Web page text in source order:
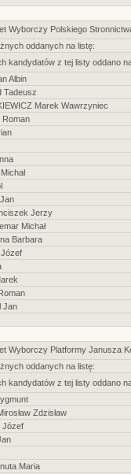
Wyborczy Polskiego
oddanych na listę:
kandydatów z tej listy oddano
Albin
Tadeusz
Marek Wawrzyniec
Roman
Jerzy
Michał
Barbara
Jan
Wyborczy Platformy Janusza
oddanych na listę:
kandydatów z tej listy oddano
Zdzisław
Józef
Maria